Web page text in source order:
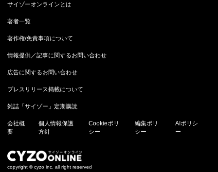
サイゾーオンラインとは
著者一覧
著作権/免責事項について
情報提供／記事に関するお問い合わせ
広告に関するお問い合わせ
プレスリリース掲載について
雑誌「サイゾー」定期購読
会社概
要
個人情報保護
方針
Cookieポリ
シー
編集ポリ
シー
AIポリシ
ー
copyright © cyzo inc. all right reserved